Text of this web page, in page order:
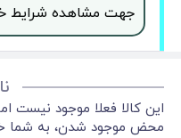
جهت مشاهده شرایط
این کالا فعلا موجود نیست
محض موجود شدن، به شما